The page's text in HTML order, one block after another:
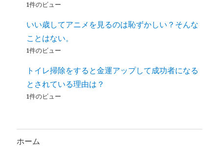
1件のビュー
いい歳してアニメを見るのは恥ずかしい？そんな
ことはない。
1件のビュー
トイレ掃除をすると金運アップして成功者になる
とされている理由は？
1件のビュー
ホーム